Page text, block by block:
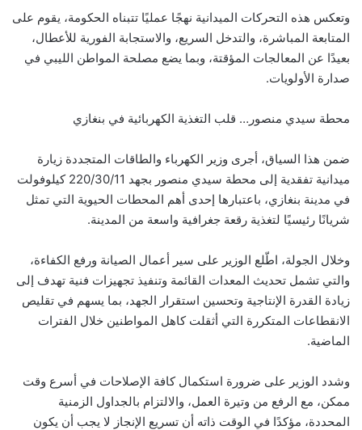
وتعكس هذه التحركات الميدانية نهجًا عمليًا تتبناه الحكومة، يقوم على
المتابعة المباشرة، والتدخل السريع، والاستجابة الفورية للأعطال،
بعيدًا عن المعالجات المؤقتة، وبما يضع مصلحة المواطن الليبي في
صدارة الأولويات.
محطة سيدي منصور… قلب التغذية الكهربائية في بنغازي
ضمن هذا السياق، أجرى وزير الكهرباء والطاقات المتجددة زيارة
ميدانية تفقدية إلى محطة سيدي منصور بجهد 220/30/11 كيلوفولت
في مدينة بنغازي، باعتبارها إحدى أهم المحطات الحيوية التي تمثل
شريانًا رئيسيًا لتغذية رقعة جغرافية واسعة من المدينة.
وخلال الجولة، اطّلع الوزير على سير أعمال الصيانة ورفع الكفاءة،
والتي تشمل تحديث المعدات القائمة وتنفيذ تجهيزات فنية تهدف إلى
زيادة القدرة الإنتاجية وتحسين استقرار الجهد، بما يسهم في تقليص
الانقطاعات المتكررة التي أثقلت كاهل المواطنين خلال الفترات
الماضية.
وشدد الوزير على ضرورة استكمال كافة الإصلاحات في أسرع وقت
ممكن، مع الرفع من وتيرة العمل، والالتزام بالجداول الزمنية
المحددة، مؤكدًا في الوقت ذاته أن تسريع الإنجاز لا يجب أن يكون